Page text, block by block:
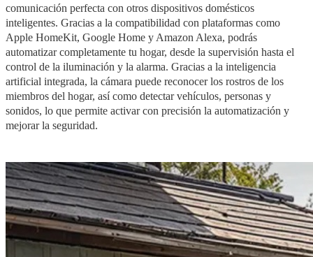
comunicación perfecta con otros dispositivos domésticos
inteligentes. Gracias a la compatibilidad con plataformas como
Apple HomeKit, Google Home y Amazon Alexa, podrás
automatizar completamente tu hogar, desde la supervisión hasta el
control de la iluminación y la alarma. Gracias a la inteligencia
artificial integrada, la cámara puede reconocer los rostros de los
miembros del hogar, así como detectar vehículos, personas y
sonidos, lo que permite activar con precisión la automatización y
mejorar la seguridad.